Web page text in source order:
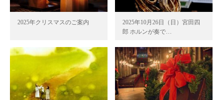
2025年クリスマスのご案内
2025年10月26日（日）宮田四
郎 ホルンが奏で…